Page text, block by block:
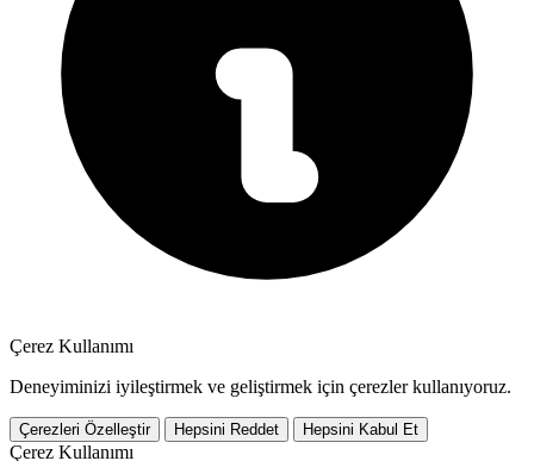
Çerez Kullanımı
Deneyiminizi iyileştirmek ve geliştirmek için çerezler kullanıyoruz.
Çerezleri Özelleştir Hepsini Reddet Hepsini Kabul Et
Çerez Kullanımı